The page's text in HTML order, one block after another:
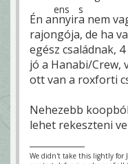
Én annyira nem
rajongója, de ha
egész családnak,
jó a Hanabi/Crew,
ott van a roxforti
Nehezebb
lehet rekeszteni
We didn't take this lightly for